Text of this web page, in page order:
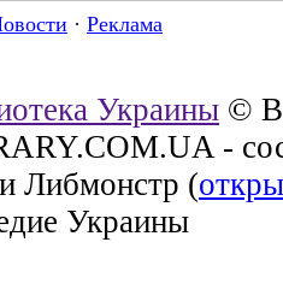
· Реклама
Украины ©
-
Либмонстр (
Украины